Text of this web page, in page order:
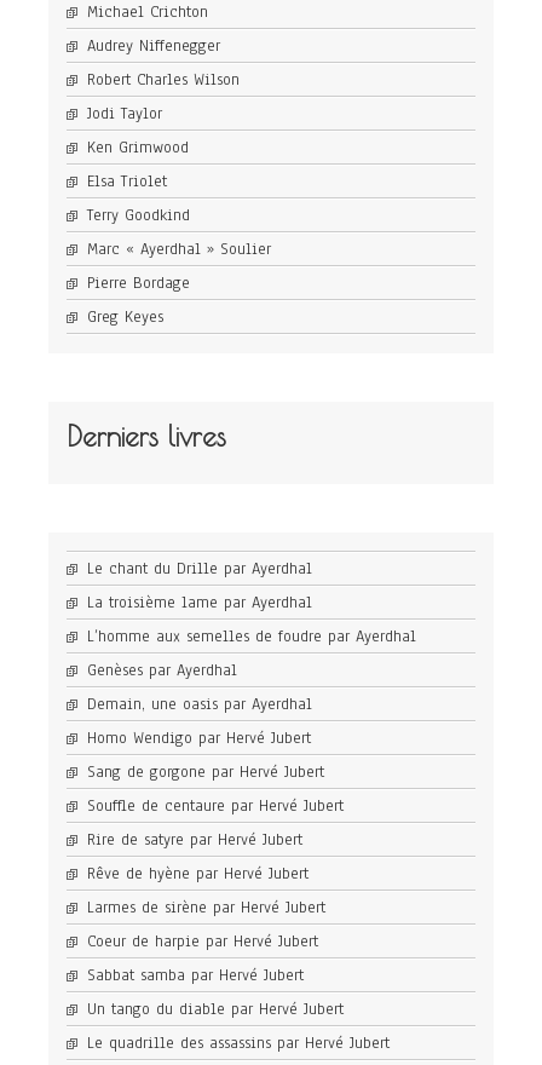
Michael Crichton
Audrey Niffenegger
Robert Charles Wilson
Jodi Taylor
Ken Grimwood
Elsa Triolet
Terry Goodkind
Marc « Ayerdhal » Soulier
Pierre Bordage
Greg Keyes
Derniers livres
Le chant du Drille par Ayerdhal
La troisième lame par Ayerdhal
L’homme aux semelles de foudre par Ayerdhal
Genèses par Ayerdhal
Demain, une oasis par Ayerdhal
Homo Wendigo par Hervé Jubert
Sang de gorgone par Hervé Jubert
Souffle de centaure par Hervé Jubert
Rire de satyre par Hervé Jubert
Rêve de hyène par Hervé Jubert
Larmes de sirène par Hervé Jubert
Coeur de harpie par Hervé Jubert
Sabbat samba par Hervé Jubert
Un tango du diable par Hervé Jubert
Le quadrille des assassins par Hervé Jubert